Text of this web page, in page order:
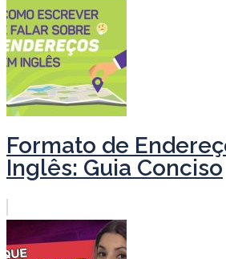
Formato de
Inglês: Guia Conciso